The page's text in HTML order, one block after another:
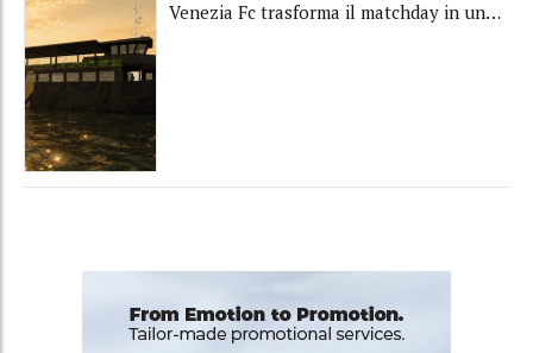
Venezia Fc trasforma il matchday in una